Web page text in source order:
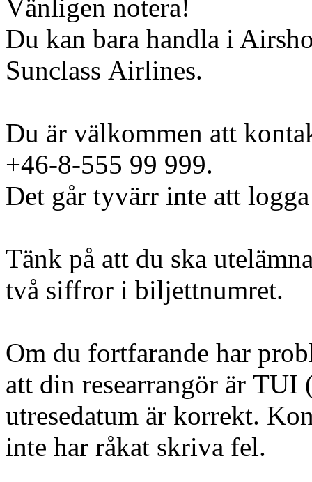
Vänligen notera!
Du kan bara handla i
Sunclass Airlines.
Du är välkommen att
+46-8-555 99 999.
Det går tyvärr inte att
Tänk på att du ska
två siffror i biljettnumret.
Om du fortfarande har
att din researrangör är TUI
utresedatum är korrekt.
inte har råkat skriva fel.